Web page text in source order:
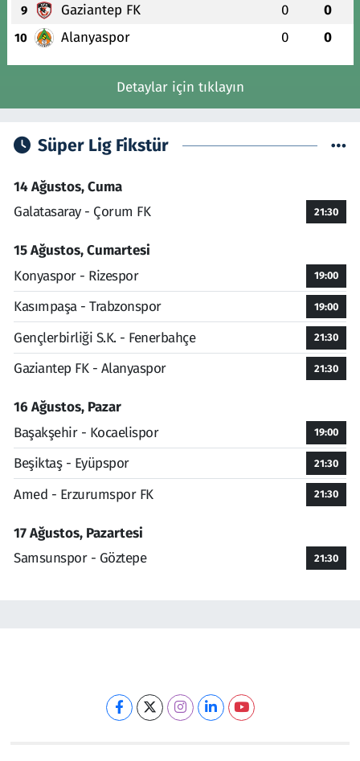
9 Gaziantep FK 0 0
10 Alanyaspor 0 0
Detaylar için tıklayın
Süper Lig Fikstür
14 Ağustos, Cuma
Galatasaray - Çorum FK
21:30
15 Ağustos, Cumartesi
Konyaspor - Rizespor
19:00
Kasımpaşa - Trabzonspor 19:00
Gençlerbirliği S.K. - Fenerbahçe 21:30
Gaziantep FK - Alanyaspor 21:30
16 Ağustos, Pazar
Başakşehir - Kocaelispor
19:00
Beşiktaş - Eyüpspor 21:30
Amed - Erzurumspor FK 21:30
17 Ağustos, Pazartesi
Samsunspor - Göztepe
21:30